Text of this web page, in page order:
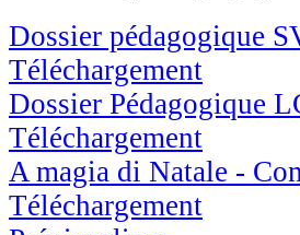
Dossier pédagogique
Téléchargement
Dossier Pédagogique
Téléchargement
A magia di Natale -
Téléchargement